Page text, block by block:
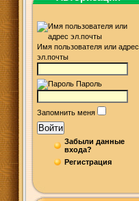
Имя пользователя или адрес
эл.почты
Пароль
Запомнить меня
Войти
Забыли данные
входа?
Регистрация